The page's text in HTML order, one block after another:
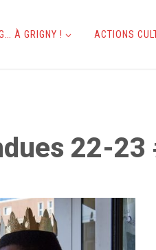
À GRIGNY ! ACTIONS
22-